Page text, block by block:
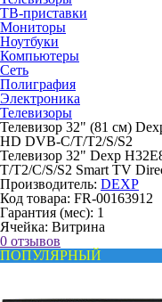
ТВ-приставки
Мониторы
Ноутбуки
Компьютеры
Сеть
Полиграфия
Электроника
Телевизоры
Телевизор 32" (81 см)
HD DVB-C/T/T2/S/S2
Телевизор 32" Dexp
T/T2/C/S/S2 Smart TV
Производитель: DEXP
Код товара: FR-00163912
Гарантия (мес): 1
Ячейка: Витрина
0 отзывов
ПОПУЛЯРНЫЙ